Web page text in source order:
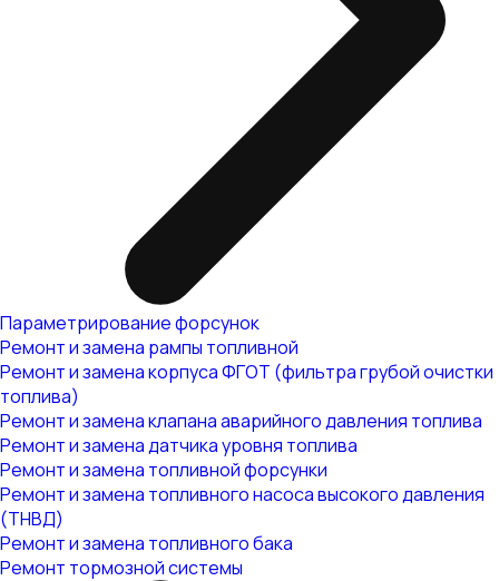
Параметрирование форсунок
Ремонт и замена рампы топливной
Ремонт и замена корпуса ФГОТ (фильтра грубой очистки
топлива)
Ремонт и замена клапана аварийного давления топлива
Ремонт и замена датчика уровня топлива
Ремонт и замена топливной форсунки
Ремонт и замена топливного насоса высокого давления
(ТНВД)
Ремонт и замена топливного бака
Ремонт тормозной системы